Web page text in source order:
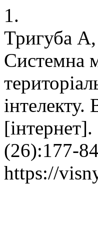
1.
Тригуба
Системна
(26):177-
https://